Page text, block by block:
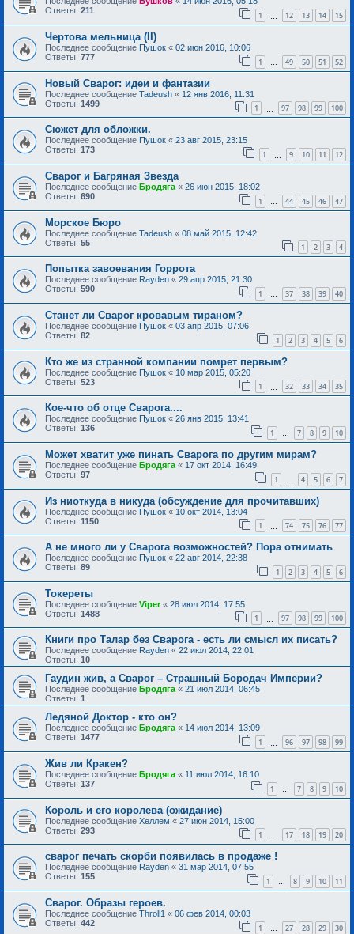
Ответы: 211 1 12 13 14 15
Чертова мельница (II)
Последнее сообщение Пушок « 02 июн 2016, 10:06
Ответы: 777 1 … 49 50 51 52
Новый Сварог: идеи и фантазии
Последнее сообщение Tadeush « 12 янв 2016, 11:31
Ответы: 1499 1 97 98 99 100
Сюжет для обложки.
Последнее сообщение Пушок « 23 авг 2015, 23:15
Ответы: 173 1 9 10 11 12
Сварог и Багряная Звезда
Последнее сообщение Бродяга « 26 июн 2015, 18:02
Ответы: 690 1 … 44 45 46 47
Морское Бюро
Последнее сообщение Tadeush « 08 май 2015, 12:42
Ответы: 55 1 2 3 4
Попытка завоевания Горрота
Последнее сообщение Rayden « 29 апр 2015, 21:30
Ответы: 590 1 … 37 38 39 40
Станет ли Сварог кровавым тираном?
Последнее сообщение Пушок « 03 апр 2015, 07:06
Ответы: 82 1 2 3 4 5 6
Кто же из странной компании помрет первым?
Последнее сообщение Пушок « 10 мар 2015, 05:20
Ответы: 523 1 32 33 34 35
Кое-что об отце Сварога....
Последнее сообщение Пушок « 26 янв 2015, 13:41
Ответы: 136 1 … 7 8 9 10
Может хватит уже пинать Сварога по другим мирам?
Последнее сообщение Бродяга « 17 окт 2014, 16:49
Ответы: 97 1 4 5 6 7
Из ниоткуда в никуда (обсуждение для прочитавших)
Последнее сообщение Пушок « 10 окт 2014, 13:04
Ответы: 1150 1 74 75 76 77
А не много ли у Сварога возможностей? Пора отнимать
Последнее сообщение Пушок « 22 авг 2014, 22:38
Ответы: 89 1 2 3 4 5 6
Токереты
Последнее сообщение Viper« 28 июл 2014, 17:55
Ответы: 1488 1 97 98 99 100
Книги про Талар без Сварога - есть ли смысл их писать?
Последнее сообщение Rayden « 22 июл 2014, 22:01
Ответы: 10
Гаудин жив, а Сварог – Страшный Бородач Империи?
Последнее сообщение Бродяга« 21 июл 2014, 06:45
Ответы: 1
Ледяной Доктор - кто он?
Последнее сообщение Бродяга« 14 июл 2014, 13:09
Ответы: 1477 1 96 97 98 99
Жив ли Кракен?
Последнее сообщение Бродяга « 11 июл 2014, 16:10
Ответы: 137 1 … 7 8 9 10
Король и его королева (ожидание)
Последнее сообщение Хеллем « 27 июн 2014, 15:00
Ответы: 293 1 17 18 19 20
сварог печать скорби появилась в продаже !
Последнее сообщение Rayden « 31 мар 2014, 07:55
Ответы: 155 1 … 8 9 10 11
Сварог. Образы героев.
Последнее сообщение Throll1 « 06 фев 2014, 00:03
Ответы: 442 1 … 27 28 29 30